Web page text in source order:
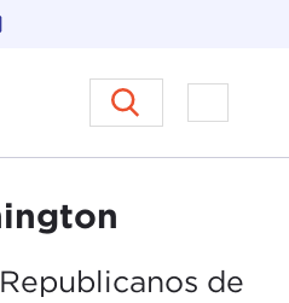
Carnegie Council sobre Ética
Abrir el
de